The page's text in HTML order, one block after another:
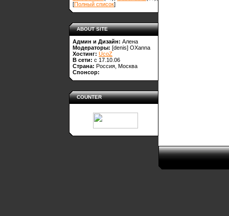
[Полный список]
ABOUT SITE
Админ и Дизайн: Алена
Модераторы: [denis] OXanna
Хостинг: UcoZ
В сети: с 17.10.06
Страна: Россия, Москва
Спонсор:
COUNTER